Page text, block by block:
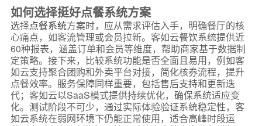
如何选择挺好点餐系统方案
选择点餐系统方案时，应从需求评估入手，明确餐厅的核
心痛点，如客流管理或会员拉新。客如云餐饮系统提供近
60种报表，涵盖订单和会员等维度，帮助商家基于数据制
定策略。接下来，比较系统功能是否全面且易用，例如客
如云支持聚合团购和外卖平台对接，简化核券流程，提升
点餐效率。服务保障同样重要，包括售后支持和更新迭
代；客如云以SaaS模式提供持续优化，确保系统适应变
化。测试阶段不可少，通过实际体验验证系统稳定性，客
如云系统在弱网环境下仍能正常使用，适合高峰时段运